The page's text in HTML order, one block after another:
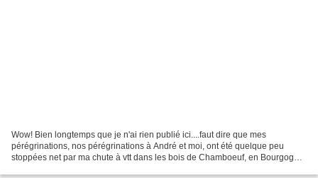
Wow! Bien longtemps que je n'ai rien publié ici....faut dire que mes
pérégrinations, nos pérégrinations à André et moi, ont été quelque peu
stoppées net par ma chute à vtt dans les bois de Chamboeuf, en Bourgogne,